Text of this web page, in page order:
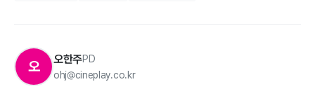
오 오한주PD
ohj@cineplay.co.kr